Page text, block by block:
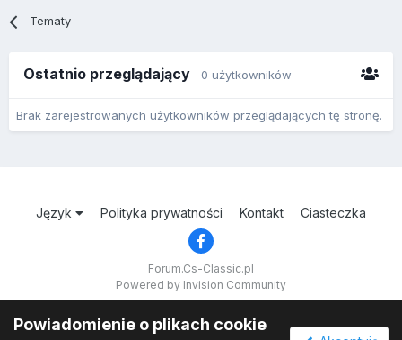
Tematy
Ostatnio przeglądający 0 użytkowników
Brak zarejestrowanych użytkowników przeglądających tę stronę.
Język Polityka prywatności Kontakt Ciasteczka
Forum.Cs-Classic.pl
Powered by Invision Community
Powiadomienie o plikach cookie